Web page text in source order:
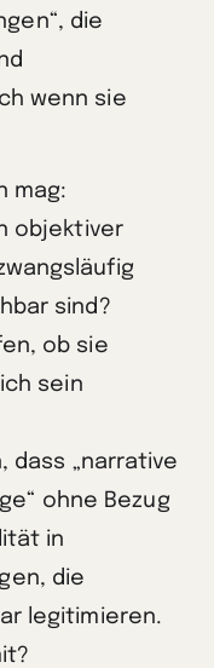
die
wenn sie
mag:
objektiver
sind?
ob sie
sein
dass „narrative
ohne Bezug
in
die
legitimieren.